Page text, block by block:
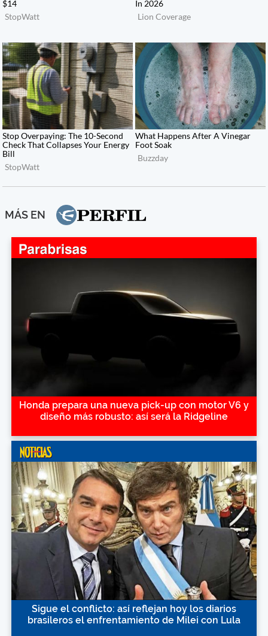
MÁS EN
Honda prepara una nueva pick-up con motor V6 y
diseño más robusto: así será la Ridgeline
Sigue el conflicto: así reflejan hoy los diarios
brasileros el enfrentamiento de Milei con Lula